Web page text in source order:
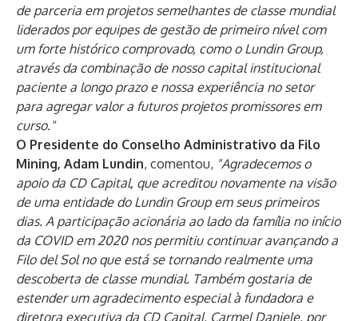
de parceria em projetos semelhantes de classe mundial
liderados por equipes de gestão de primeiro nível com
um forte histórico comprovado, como o Lundin Group,
através da combinação de nosso capital institucional
paciente a longo prazo e nossa experiência no setor
para agregar valor a futuros projetos promissores em
curso."
O Presidente do Conselho Administrativo da Filo
Mining, Adam Lundin, comentou, "Agradecemos o
apoio da CD Capital, que acreditou novamente na visão
de uma entidade do Lundin Group em seus primeiros
dias. A participação acionária ao lado da família no início
da COVID em 2020 nos permitiu continuar avançando a
Filo del Sol no que está se tornando realmente uma
descoberta de classe mundial. Também gostaria de
estender um agradecimento especial à fundadora e
diretora executiva da CD Capital, Carmel Daniele, por